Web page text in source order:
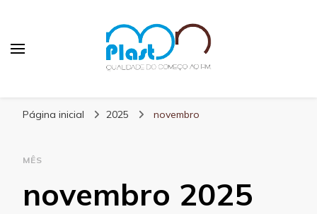
Página inicial 2025 novembro
MÊS
novembro 2025